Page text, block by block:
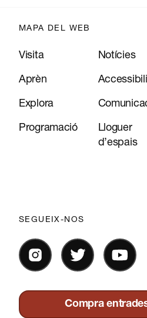
MAPA DEL WEB
Visita
Aprèn
Explora
Programació
Notícies
Lloguer
d’espais
SEGUEIX-NOS
Compra